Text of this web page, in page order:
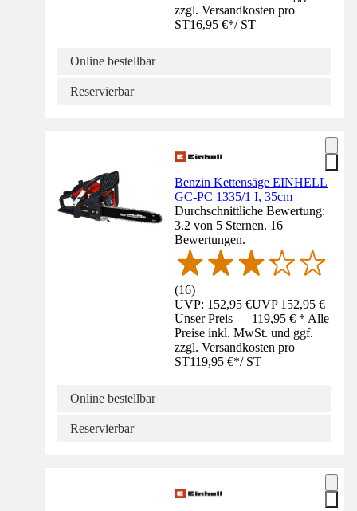
zzgl. Versandkosten pro
ST16,95 €*/ ST
Online bestellbar
Reservierbar
Benzin Kettensäge EINHELL
GC-PC 1335/1 I, 35cm
Durchschnittliche Bewertung:
3.2 von 5 Sternen. 16
Bewertungen.
(16)
UVP: 152,95 €UVP152,95 €
Unser Preis — 119,95 € * Alle
Preise inkl. MwSt. und ggf.
zzgl. Versandkosten pro
ST119,95 €*/ ST
Online bestellbar
Reservierbar